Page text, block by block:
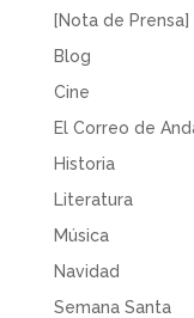
[Nota de Prensa]
Blog
Cine
El Correo de
Historia
Literatura
Música
Navidad
Semana Santa